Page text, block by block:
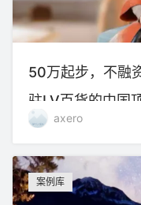
50万起步，不融
驻LV百货的中国
沙涓创始人郭秀玲
axero
案例库